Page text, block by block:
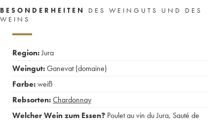
BESONDERHEITEN
DES WEINGUTS UND DES
WEINS
Region:Jura
Weingut:Ganevat (domaine)
Farbe:weiß
Rebsorten:Chardonnay
Welcher Wein zum Essen? Poulet au vin du Jura, Sauté de